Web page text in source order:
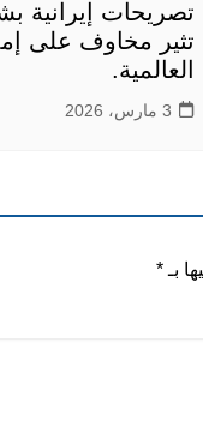
تصريحات إيرانية
تثير مخاوف على
العالمية.
3 مارس، 2026
بـ *